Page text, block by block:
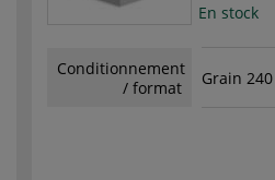
En stock
Conditionnement
/ format
Grain 240